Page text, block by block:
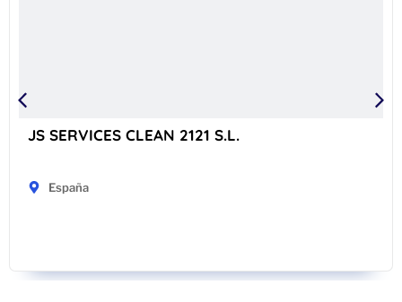
JS SERVICES CLEAN 2121 S.L.
España